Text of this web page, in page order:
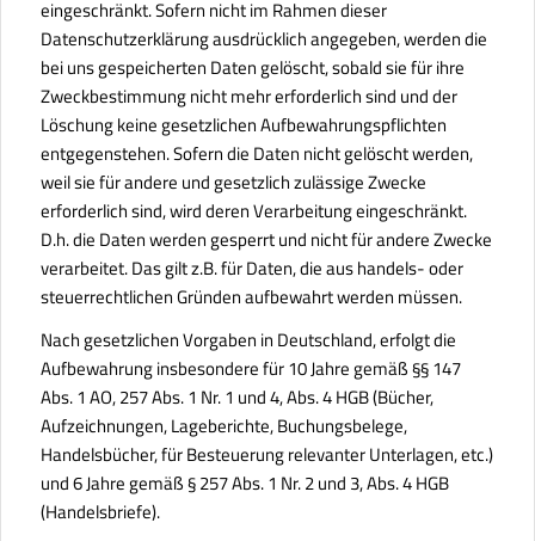
eingeschränkt. Sofern nicht im Rahmen dieser
Datenschutzerklärung ausdrücklich angegeben, werden die
bei uns gespeicherten Daten gelöscht, sobald sie für ihre
Zweckbestimmung nicht mehr erforderlich sind und der
Löschung keine gesetzlichen Aufbewahrungspflichten
entgegenstehen. Sofern die Daten nicht gelöscht werden,
weil sie für andere und gesetzlich zulässige Zwecke
erforderlich sind, wird deren Verarbeitung eingeschränkt.
D.h. die Daten werden gesperrt und nicht für andere Zwecke
verarbeitet. Das gilt z.B. für Daten, die aus handels- oder
steuerrechtlichen Gründen aufbewahrt werden müssen.
Nach gesetzlichen Vorgaben in Deutschland, erfolgt die
Aufbewahrung insbesondere für 10 Jahre gemäß §§ 147
Abs. 1 AO, 257 Abs. 1 Nr. 1 und 4, Abs. 4 HGB (Bücher,
Aufzeichnungen, Lageberichte, Buchungsbelege,
Handelsbücher, für Besteuerung relevanter Unterlagen, etc.)
und 6 Jahre gemäß § 257 Abs. 1 Nr. 2 und 3, Abs. 4 HGB
(Handelsbriefe).